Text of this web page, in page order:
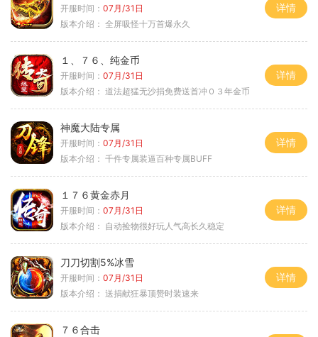
开服时间： 07月/31日
版本介绍： 全屏吸怪十万首爆永久
详情
１、７６、纯金币
开服时间： 07月/31日
版本介绍： 道法超猛无沙捐免费送首冲０３年金币
详情
神魔大陆专属
开服时间： 07月/31日
版本介绍： 千件专属装逼百种专属BUFF
详情
１７６黄金赤月
开服时间： 07月/31日
版本介绍： 自动捡物很好玩人气高长久稳定
详情
刀刀切割5%冰雪
开服时间： 07月/31日
版本介绍： 送捐献狂暴顶赞时装速来
详情
７６合击